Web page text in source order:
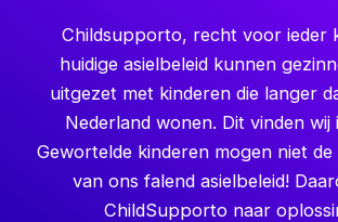
Childsupporto, recht voor ieder
huidige asielbeleid kunnen
uitgezet met kinderen die langer
Nederland wonen. Dit vinden wij
Gewortelde kinderen mogen niet
van ons falend asielbeleid!
ChildSupporto naar